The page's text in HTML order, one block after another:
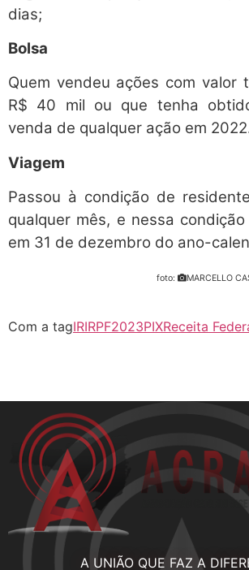
dias;
Bolsa
Quem vendeu ações com valor
R$ 40 mil ou que tenha
venda de qualquer ação em
Viagem
Passou à condição de
qualquer mês, e nessa
em 31 de dezembro do ano-
foto:
MARCELLO
Com a tagIRIRPF2023PIXReceita
A UNIÃO QUE FAZ A